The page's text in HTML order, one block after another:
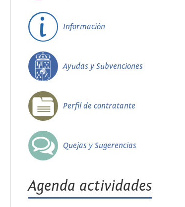
Información
Ayudas y Subvenciones
Perfil de contratante
Quejas y Sugerencias
Agenda actividades